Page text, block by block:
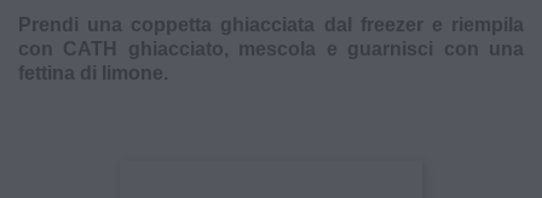
Prendi una coppetta ghiacciata dal freezer e riempila
con CATH ghiacciato, mescola e guarnisci con una
fettina di limone.